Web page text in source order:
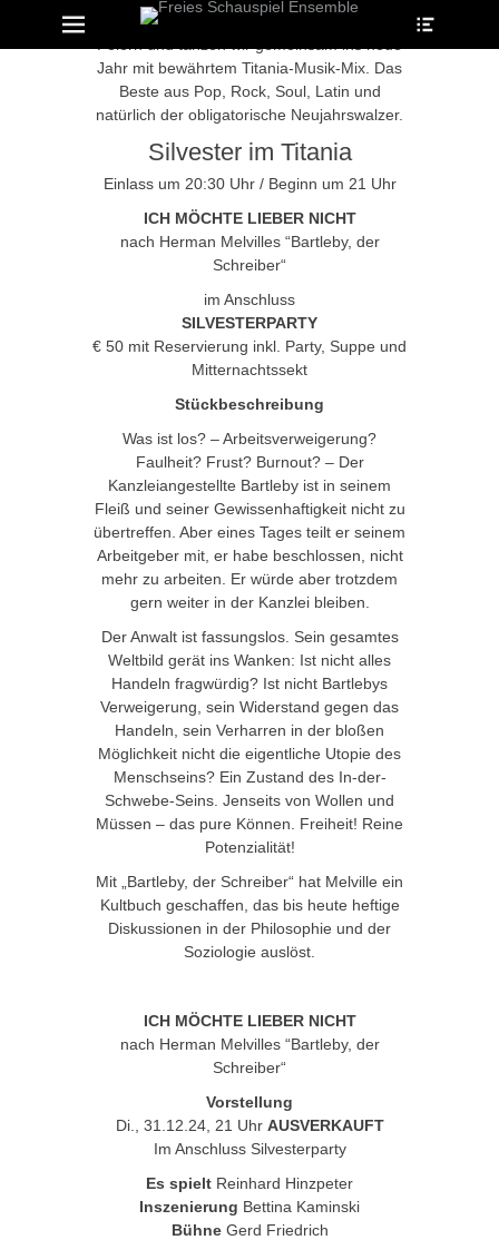
Erstes Menü
Inhalt:
Jahr mit bewährtem Titania-Musik-Mix. Das
Beste aus Pop, Rock, Soul, Latin und
natürlich der obligatorische Neujahrswalzer.
Silvester im Titania
Einlass um 20:30 Uhr / Beginn um 21 Uhr
ICH MÖCHTE LIEBER NICHT
nach Herman Melvilles “Bartleby, der
Schreiber“
im Anschluss
SILVESTERPARTY
€ 50 mit Reservierung inkl. Party, Suppe und
Mitternachtssekt
Stückbeschreibung
Was ist los? – Arbeitsverweigerung?
Faulheit? Frust? Burnout? – Der
Kanzleiangestellte Bartleby ist in seinem
Fleiß und seiner Gewissenhaftigkeit nicht zu
übertreffen. Aber eines Tages teilt er seinem
Arbeitgeber mit, er habe beschlossen, nicht
mehr zu arbeiten. Er würde aber trotzdem
gern weiter in der Kanzlei bleiben.
Der Anwalt ist fassungslos. Sein gesamtes
Weltbild gerät ins Wanken: Ist nicht alles
Handeln fragwürdig? Ist nicht Bartlebys
Verweigerung, sein Widerstand gegen das
Handeln, sein Verharren in der bloßen
Möglichkeit nicht die eigentliche Utopie des
Menschseins? Ein Zustand des In-der-
Schwebe-Seins. Jenseits von Wollen und
Müssen – das pure Können. Freiheit! Reine
Potenzialität!
Mit „Bartleby, der Schreiber“ hat Melville ein
Kultbuch geschaffen, das bis heute heftige
Diskussionen in der Philosophie und der
Soziologie auslöst.
ICH MÖCHTE LIEBER NICHT
nach Herman Melvilles “Bartleby, der
Schreiber“
Vorstellung
Di., 31.12.24, 21 Uhr AUSVERKAUFT
Im Anschluss Silvesterparty
Es spielt Reinhard Hinzpeter
Inszenierung Bettina Kaminski
BühneGerd Friedrich